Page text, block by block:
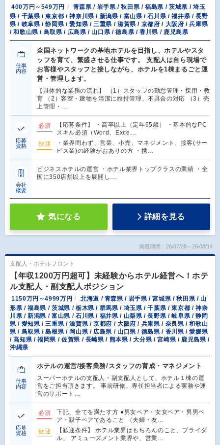
400万円～549万円
青森県 / 岩手県 / 秋田県 / 福島県 / 茨城県 / 埼玉
県 / 千葉県 / 東京都 / 神奈川県 / 新潟県 / 富山県 / 石川県 / 福井県 / 長野
県 / 岐阜県 / 静岡県 / 愛知県 / 三重県 / 滋賀県 / 京都府 / 大阪府 / 兵庫県
/ 和歌山県 / 鳥取県 / 広島県 / 山口県 / 徳島県 / 香川県 / 鹿児島県
仕事
内容
全国ネットワークの基地ホテルを目指し、ホテルやスタ
ッフを育て、繁盛させる仕事です。 支配人は自ら現場で
お客様やスタッフと接しながら、ホテルを1棟まるごと運
営・管理します。
【具体的な業務の流れ】 （1）スタッフの勤怠管理・採用・教
育 （2）客室・建物を清潔に維持管理、不具合の対応 （3）売
上管理・…
応募
資格
必須
【応募条件】 ・高卒以上（定年65歳） ・基本的なPC
スキル必須（Word、Exce…
歓迎
・業界問わず、営業、小売、マネジメント、接客(サー
ビス業)の経験がおありの方 ・携…
会社
概要
ビジネスホテルの運営 ・ホテル業界トップクラスの業績 ・全
国に350店舗以上を展開し…
気になる 詳細を見る
掲載期間：26/07/28～26/08/14
支配人・ホテルフロント
【年収1200万円超可】未経験からホテル経営へ！ホテ
ル支配人・副支配人ポジション
1150万円～4999万円
北海道 / 青森県 / 岩手県 / 宮城県 / 秋田県 / 山
形県 / 福島県 / 茨城県 / 栃木県 / 群馬県 / 埼玉県 / 千葉県 / 東京都 / 神奈
川県 / 新潟県 / 富山県 / 石川県 / 福井県 / 山梨県 / 長野県 / 岐阜県 / 静岡
県 / 愛知県 / 三重県 / 滋賀県 / 京都府 / 大阪府 / 兵庫県 / 奈良県 / 和歌山
県 / 鳥取県 / 島根県 / 岡山県 / 広島県 / 山口県 / 徳島県 / 香川県 / 愛媛県
/ 高知県 / 福岡県 / 佐賀県 / 長崎県 / 熊本県 / 大分県 / 宮崎県 / 鹿児島県 /
沖縄県
仕事
内容
ホテルの運営/接客業務/スタッフの育成・マネジメント
スーパーホテルの支配人・副支配人として、ホテル１棟の運
営をご担当頂きます。 事前研修、専任担当者による実務や運
営のサポート…
応募
資格
必須
下記、全てを満たす方 ●男女ペア・女女ペア・男男ペ
ア・親子ペアであること （夫婦・友…
歓迎
【歓迎条件】 ホテル業界はもちろんのこと、ブライダ
ル、 アミューズメント業界や、営業…